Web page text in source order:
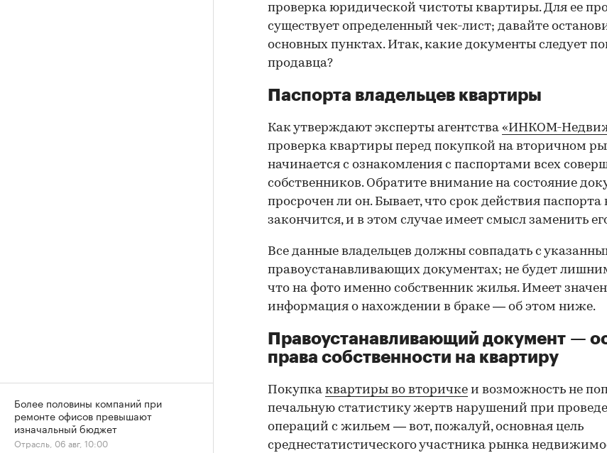
проверка юридической чистоты квартиры. Для ее
существует определенный чек-лист; давайте
основных пунктах. Итак, какие документы следует
продавца?
Паспорта владельцев квартиры
Как утверждают эксперты агентства «ИНКОМ-
проверка квартиры перед покупкой на вторичном
начинается с ознакомления с паспортами всех
собственников. Обратите внимание на состояние
просрочен ли он. Бывает, что срок действия паспорта
закончится, и в этом случае имеет смысл заменить
Все данные владельцев должны совпадать с
правоустанавливающих документах; не будет
что на фото именно собственник жилья. Имеет
информация о нахождении в браке — об этом ниже.
Правоустанавливающий документ —
права собственности на квартиру
Покупка квартиры во вторичке и возможность не
печальную статистику жертв нарушений при
операций с жильем — вот, пожалуй, основная цель
среднестатистического участника рынка
Более половины компаний при
ремонте офисов превышают
изначальный бюджет
Отрасль, 06 авг, 10:00